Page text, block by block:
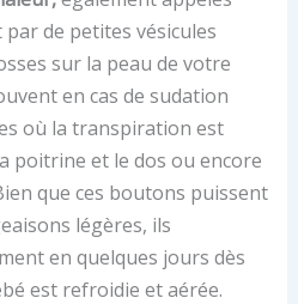
de petites vésicules
sur la peau de votre
en cas de sudation
où la transpiration est
poitrine et le dos ou encore
que ces boutons puissent
légères, ils
en quelques jours dès
est refroidie et aérée.